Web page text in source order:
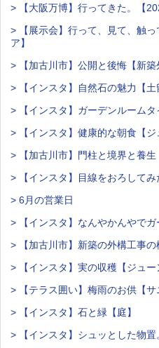
> 【大阪万博】行ってきた。【
> 【展示会】行って、見て、触
ア】
> 【加古川市】公開と後悔【新築
> 【インスタ】自然石の魅力【土
> 【インスタ】ガーデンルームタ
> 【インスタ】健康的な朝食【ジ
> 【加古川市】門柱と境界と養生
> 【インスタ】目線をおろしてみ
> 6月の営業日
> 【インスタ】なんやかんやでガ
> 【加古川市】新築の外構工事の
> 【インスタ】実の収穫【ジュー
> 【テラス囲い】梅雨のお供【サ
> 【インスタ】石と緑【庭】
> 【インスタ】シュッとした物置